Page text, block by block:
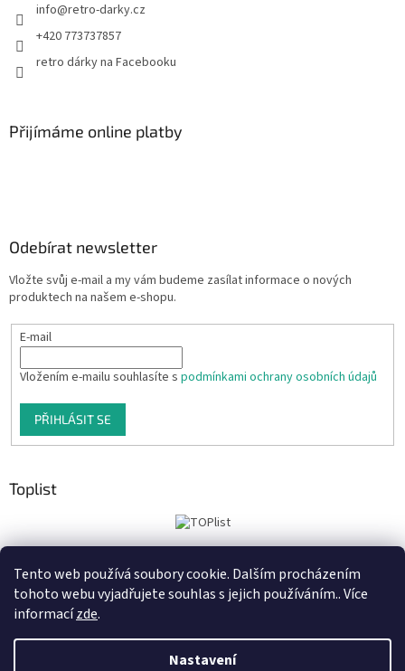
Tento web používá soubory cookie. Dalším procházením
tohoto webu vyjadřujete souhlas s jejich používáním.. Více
informacízde.
Nastavení
info@retro-darky.cz
+420 773737857
retro dárky na Facebooku
Přijímáme online platby
Odebírat newsletter
Vložte svůj e-mail a my vám budeme zasílat informace o nových
produktech na našem e-shopu.
E-mail
Vložením e-mailu souhlasíte s podmínkami ochrany osobních údajů
PŘIHLÁSIT SE
Toplist
Tiskoteka.cz Krowki.cz Cedule-Cedulky.cz
Vytvořil Shoptet